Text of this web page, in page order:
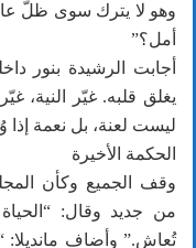
وهو لا يترك سوى ظلّ
أمل؟”
أجابت الرشيدة بنور
يغلق قلبه. غيّر النية،
ليست لعنة، بل نعمة
الحكمة الأخيرة
وقف الجميع وكأن
من جديد وقال:
تُعاش.” وأضاف مانديلا: